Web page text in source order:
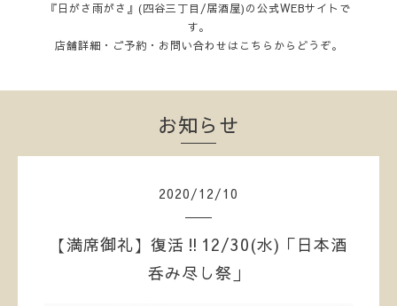
『日がさ雨がさ』(四谷三丁目/居酒屋)の公式WEBサイトで
す。
店舗詳細・ご予約・お問い合わせはこちらからどうぞ。
お知らせ
2020/12/10
【満席御礼】復活‼12/30(水)「日本酒
呑み尽し祭」